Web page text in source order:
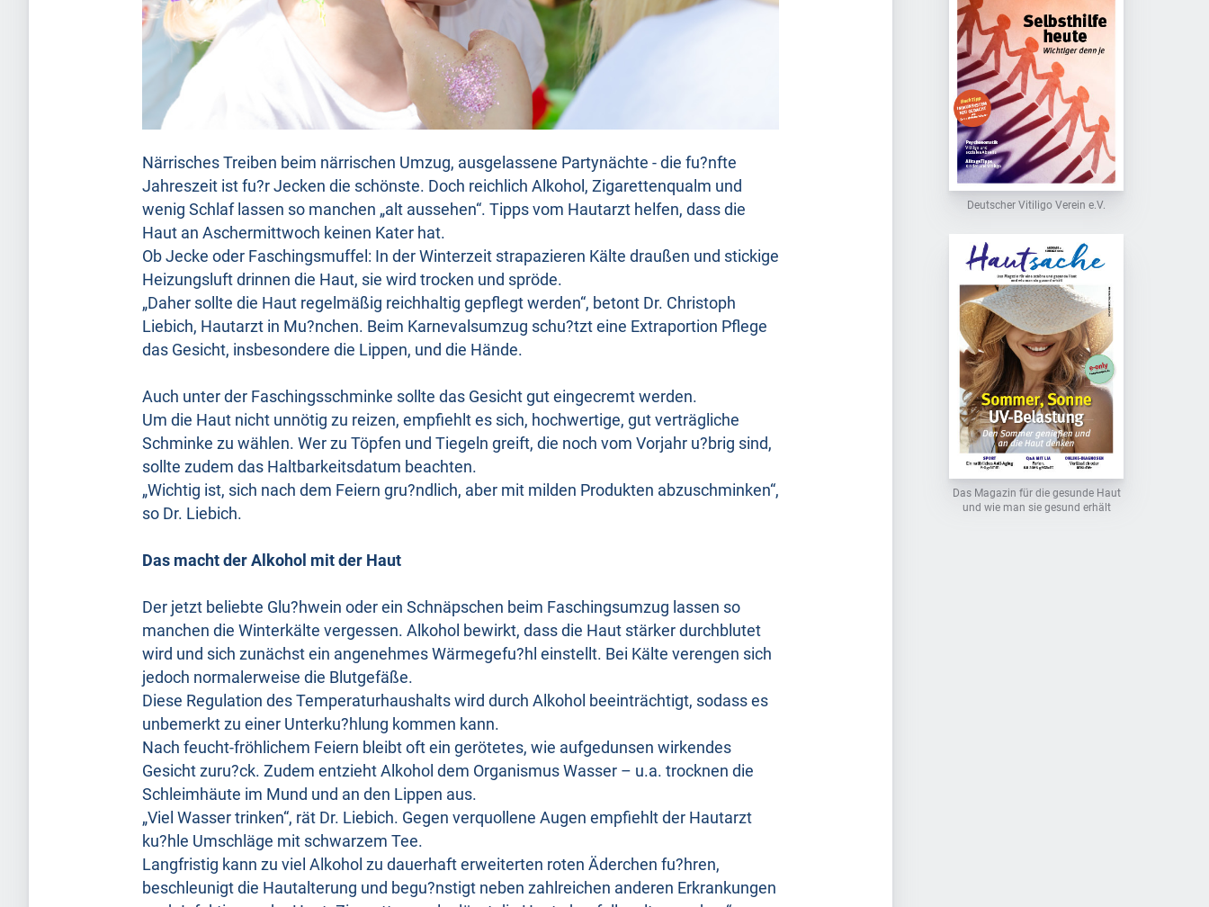
Närrisches Treiben beim närrischen Umzug, ausgelassene Partynächte - die fu?nfte
Jahreszeit ist fu?r Jecken die schönste. Doch reichlich Alkohol, Zigarettenqualm und
wenig Schlaf lassen so manchen „alt aussehen“. Tipps vom Hautarzt helfen, dass die
Haut an Aschermittwoch keinen Kater hat.
Ob Jecke oder Faschingsmuffel: In der Winterzeit strapazieren Kälte draußen und stickige
Heizungsluft drinnen die Haut, sie wird trocken und spröde.
„Daher sollte die Haut regelmäßig reichhaltig gepflegt werden“, betont Dr. Christoph
Liebich, Hautarzt in Mu?nchen. Beim Karnevalsumzug schu?tzt eine Extraportion Pflege
das Gesicht, insbesondere die Lippen, und die Hände.
Auch unter der Faschingsschminke sollte das Gesicht gut eingecremt werden.
Um die Haut nicht unnötig zu reizen, empfiehlt es sich, hochwertige, gut verträgliche
Schminke zu wählen. Wer zu Töpfen und Tiegeln greift, die noch vom Vorjahr u?brig sind,
sollte zudem das Haltbarkeitsdatum beachten.
„Wichtig ist, sich nach dem Feiern gru?ndlich, aber mit milden Produkten abzuschminken“,
so Dr. Liebich.
Das macht der Alkohol mit der Haut
Der jetzt beliebte Glu?hwein oder ein Schnäpschen beim Faschingsumzug lassen so
manchen die Winterkälte vergessen. Alkohol bewirkt, dass die Haut stärker durchblutet
wird und sich zunächst ein angenehmes Wärmegefu?hl einstellt. Bei Kälte verengen sich
jedoch normalerweise die Blutgefäße.
Diese Regulation des Temperaturhaushalts wird durch Alkohol beeinträchtigt, sodass es
unbemerkt zu einer Unterku?hlung kommen kann.
Nach feucht-fröhlichem Feiern bleibt oft ein gerötetes, wie aufgedunsen wirkendes
Gesicht zuru?ck. Zudem entzieht Alkohol dem Organismus Wasser – u.a. trocknen die
Schleimhäute im Mund und an den Lippen aus.
„Viel Wasser trinken“, rät Dr. Liebich. Gegen verquollene Augen empfiehlt der Hautarzt
ku?hle Umschläge mit schwarzem Tee.
Langfristig kann zu viel Alkohol zu dauerhaft erweiterten roten Äderchen fu?hren,
beschleunigt die Hautalterung und begu?nstigt neben zahlreichen anderen Erkrankungen
Deutscher Vitiligo Verein e.V.
Das Magazin für die gesunde Haut
und wie man sie gesund erhält